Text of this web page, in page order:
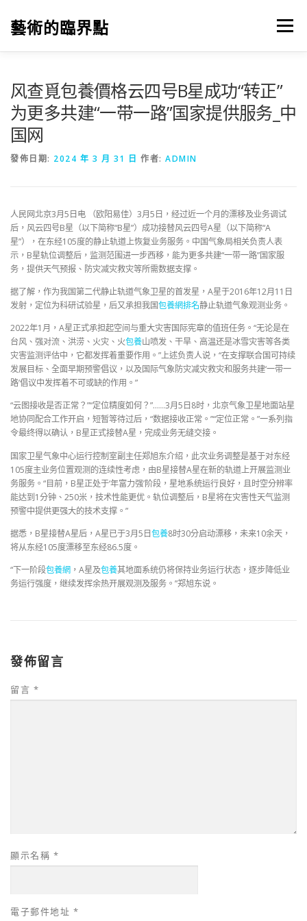
藝術的臨界點 選單
风查覓包養價格云四号B星成功“转正”
为更多共建“一带一路”国家提供服务_中
国网
發佈日期: 2024 年 3 月 31 日 作者: ADMIN
人民网北京3月5日电 （欧阳易佳）3月5日，经过近一个月的漂移及业务调试
后，风云四号B星（以下简称“B星”）成功接替风云四号A星（以下简称“A
星”），在东经105度的静止轨道上恢复业务服务。中国气象局相关负责人表
示，B星轨位调整后，监测范围进一步西移，能为更多共建“一带一路”国家服
务，提供天气预报、防灾减灾救灾等所需数据支撑。
据了解，作为我国第二代静止轨道气象卫星的首发星，A星于2016年12月11日
发射，定位为科研试验星，后又承担我国包養網排名静止轨道气象观测业务。
2022年1月，A星正式承担起空间与重大灾害国际宪章的值班任务。“无论是在
台风、强对流、洪涝、火灾、火包養山喷发、干旱、高温还是冰雪灾害等各类
灾害监测评估中，它都发挥着重要作用。”上述负责人说，“在支撑联合国可持续
发展目标、全面早期预警倡议，以及国际气象防灾减灾救灾和服务共建‘一带一
路’倡议中发挥着不可或缺的作用。”
“云图接收是否正常？”“定位精度如何？”……3月5日8时，北京气象卫星地面站星
地协同配合工作开启，短暂等待过后，“数据接收正常。”“定位正常。”一系列指
令最终得以确认，B星正式接替A星，完成业务无缝交接。
国家卫星气象中心运行控制室副主任郑旭东介绍，此次业务调整是基于对东经
105度主业务位置观测的连续性考虑，由B星接替A星在新的轨道上开展监测业
务服务。“目前，B星正处于‘年富力强’阶段，星地系统运行良好，且时空分辨率
能达到1分钟、250米，技术性能更优。轨位调整后，B星将在灾害性天气监测
预警中提供更强大的技术支撑。”
据悉，B星接替A星后，A星已于3月5日包養8时30分启动漂移，未来10余天，
将从东经105度漂移至东经86.5度。
“下一阶段包養網 ，A星及包養其地面系统仍将保持业务运行状态，逐步降低业
务运行强度，继续发挥余热开展观测及服务。”郑旭东说。
發佈留言
留言 *
顯示名稱 *
電子郵件地址 *